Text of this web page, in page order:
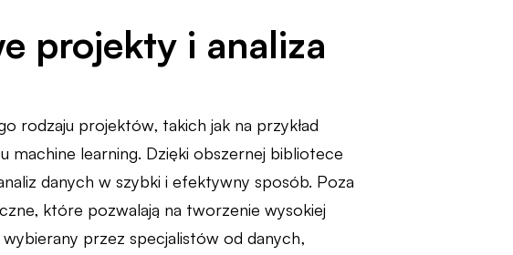
projekty i analiza
rodzaju projektów, takich jak na przykład
learning. Dzięki obszernej bibliotece
danych w szybki i efektywny sposób. Poza
które pozwalają na tworzenie wysokiej
przez specjalistów od danych,